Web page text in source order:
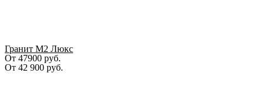
Гранит М2 Люкс
От 47900 руб.
От 42 900 руб.